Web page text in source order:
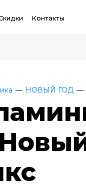
Контакты
НОВЫЙ ГОД